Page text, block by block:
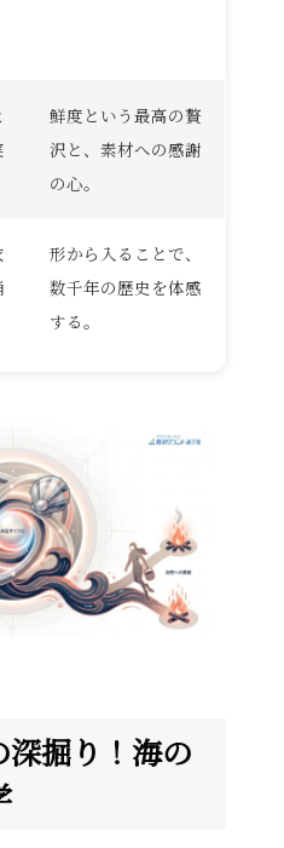
鮮度という最高の贅
沢と、素材への感謝
の心。
形から入ることで、
数千年の歴史を体感
する。
掘り！海の